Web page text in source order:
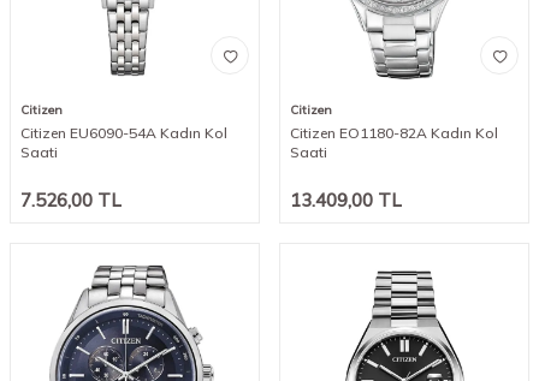
Citizen
Citizen EU6090-54A Kadın Kol
Saati
7.526,00 TL
Citizen
Citizen EO1180-82A Kadın Kol
Saati
13.409,00 TL